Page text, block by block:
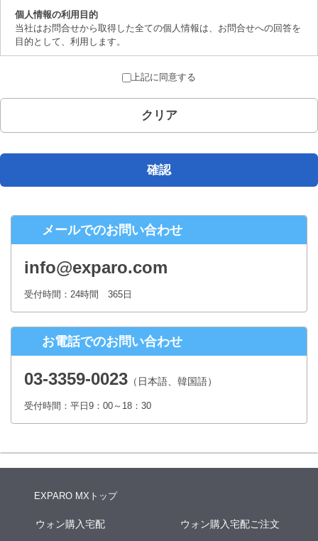
個人情報の利用目的
当社はお問合せから取得した全ての個人情報は、お問合せへの回答を
目的として、利用します。
取得した個人情報は、法律上許されている場合を除き、ご本人の了解
を得ることなく第三者に提供することはありません。
個人情報の取扱いの委託について
開示対象個人情報の開示等および問合せ窓口について
ご本人からの求めにより、当社が保有する開示対象個人情報の、利用
す。
株式会社シースクェア 個人情報お問合せ窓口
〒160-0023 東京都新宿区西新宿６丁目１２−１ パークウェストビ
ル１３階
Eメール：info@c-square.co.jp
（受付時間は、平日9時～17時30分 但し、年末年始、夏季休暇は除き
ます。）
個人情報を入力するにあたっての注意事項
回答ができない場合がございます。
本人が容易に認識できない方法による個人情報の取得
クッキーやWebビーコン等を用いるなどして、本人が容易に認識でき
上記に同意する
クリア
確認
メールでのお問い合わせ
info@exparo.com
受付時間：24時間 365日
お電話でのお問い合わせ
03-3359-0023 （日本語、韓国語）
受付時間：平日9：00～18：30
EXPARO MXトップ
ウォン購入宅配 ウォン購入宅配ご注文